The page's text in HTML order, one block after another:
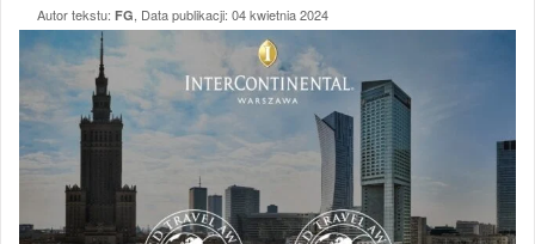
Autor tekstu: FG , Data publikacji: 04 kwietnia 2024